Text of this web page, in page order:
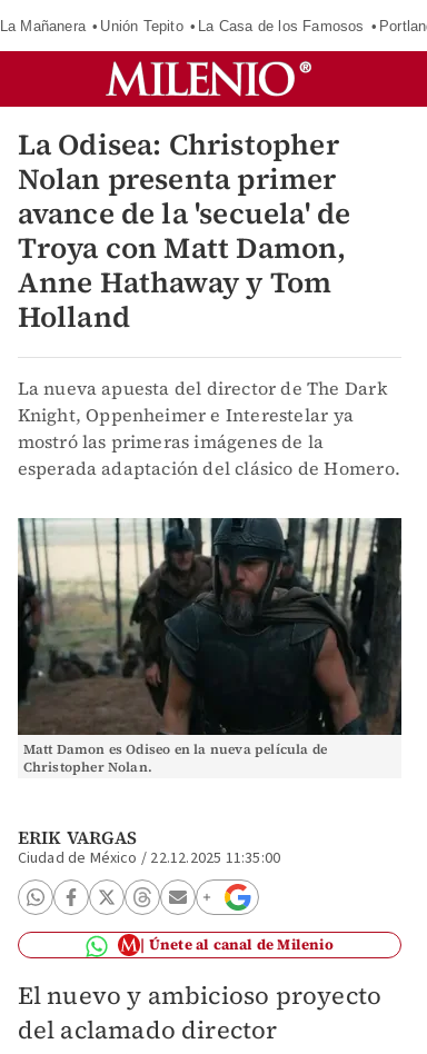
La Mañanera Unión Tepito La Casa de los Famosos
La Odisea: Christopher
Nolan presenta primer
avance de la 'secuela' de
Troya con Matt Damon,
Anne Hathaway y Tom
Holland
La nueva apuesta del director de The Dark
Knight, Oppenheimer e Interestelar ya
mostró las primeras imágenes de la
esperada adaptación del clásico de Homero.
Matt Damon es Odiseo en la nueva película de
Christopher Nolan.
ERIK VARGAS
Ciudad de México / 22.12.2025 11:35:00
Únete al canal de Milenio
El nuevo y ambicioso proyecto
del aclamado director